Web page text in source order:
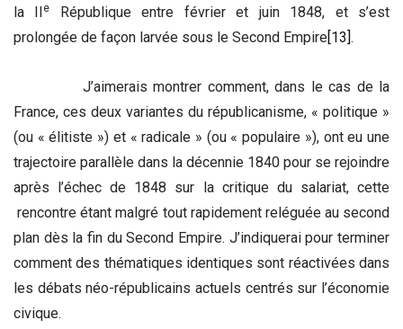
la IIe
République entre février et juin 1848, et s’est
prolongée de façon larvée sous le Second Empire[13].
J’aimerais montrer comment, dans le cas de la
France, ces deux variantes du républicanisme, « politique »
(ou « élitiste ») et « radicale » (ou « populaire »), ont eu une
trajectoire parallèle dans la décennie 1840 pour se rejoindre
après l’échec de 1848 sur la critique du salariat, cette
rencontre étant malgré tout rapidement reléguée au second
plan dès la fin du Second Empire. J’indiquerai pour terminer
comment des thématiques identiques sont réactivées dans
les débats néo-républicains actuels centrés sur l’économie
civique.